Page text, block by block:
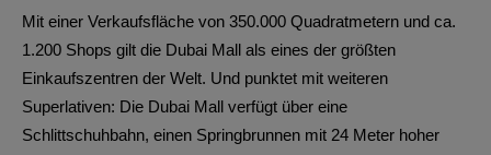
Mit einer Verkaufsfläche von 350.000 Quadratmetern und ca.
1.200 Shops gilt die Dubai Mall als eines der größten
Einkaufszentren der Welt. Und punktet mit weiteren
Superlativen: Die Dubai Mall verfügt über eine
Schlittschuhbahn, einen Springbrunnen mit 24 Meter hoher